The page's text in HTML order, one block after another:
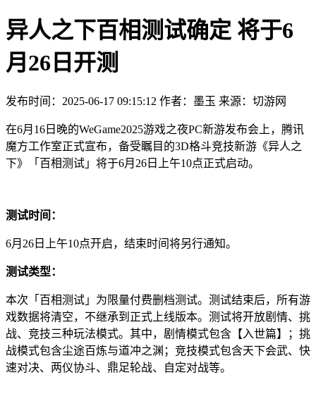
异人之下百相测试确定 将于6
月26日开测
发布时间：2025-06-17 09:15:12 作者：墨玉 来源：切游网
在6月16日晚的WeGame2025游戏之夜PC新游发布会上，腾讯
魔方工作室正式宣布，备受瞩目的3D格斗竞技新游《异人之
下》「百相测试」将于6月26日上午10点正式启动。
测试时间：
6月26日上午10点开启，结束时间将另行通知。
测试类型：
本次「百相测试」为限量付费删档测试。测试结束后，所有游
戏数据将清空，不继承到正式上线版本。测试将开放剧情、挑
战、竞技三种玩法模式。其中，剧情模式包含【入世篇】；挑
战模式包含尘途百炼与道冲之渊；竞技模式包含天下会武、快
速对决、两仪协斗、鼎足轮战、自定对战等。